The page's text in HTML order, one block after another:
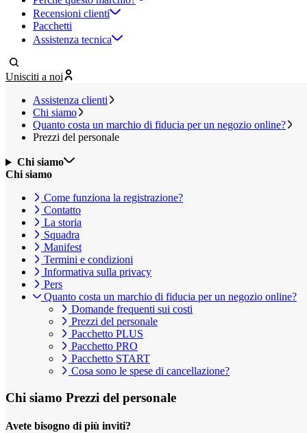
Recensioni clienti
Pacchetti
Assistenza tecnica
Unisciti a noi
Assistenza clienti
Chi siamo
Quanto costa un marchio di fiducia per un negozio online?
Prezzi del personale
Chi siamo
Chi siamo
Come funziona la registrazione?
Contatto
La storia
Squadra
Manifest
Termini e condizioni
Informativa sulla privacy
Pers
Quanto costa un marchio di fiducia per un negozio online?
Domande frequenti sui costi
Prezzi del personale
Pacchetto PLUS
Pacchetto PRO
Pacchetto START
Cosa sono le spese di cancellazione?
Chi siamo Prezzi del personale
Avete bisogno di più inviti?